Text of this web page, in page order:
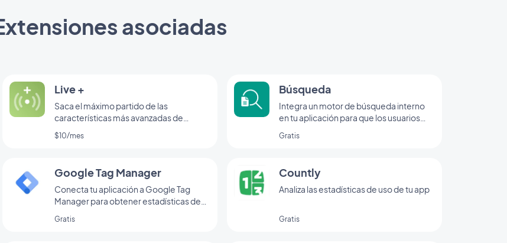
asociadas
Live +
Saca el máximo partido de las
características más avanzadas de
distribución de canales de radio
$10/mes
Búsqueda
Integra un motor de búsqueda interno
en tu aplicación para que los usuarios
abrir y cerrar de ojos con la extensión de
Gratis
Google Tag Manager
Conecta tu aplicación a Google Tag
Manager para obtener estadísticas de
Gratis
Countly
Analiza las estadísticas de uso de tu app
Gratis